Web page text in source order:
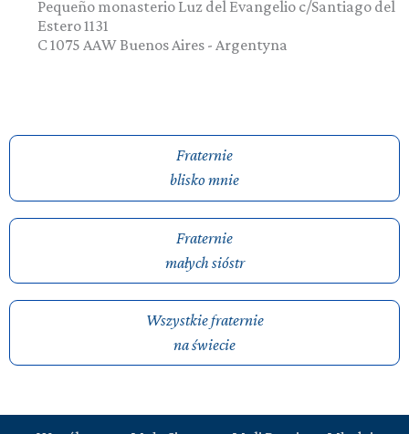
Pequeño monasterio Luz del Evangelio c/Santiago del
Estero 1131
C 1075 AAW Buenos Aires -Argentyna
Fraternie
blisko mnie
Fraternie
małych sióstr
Wszystkie fraternie
na świecie